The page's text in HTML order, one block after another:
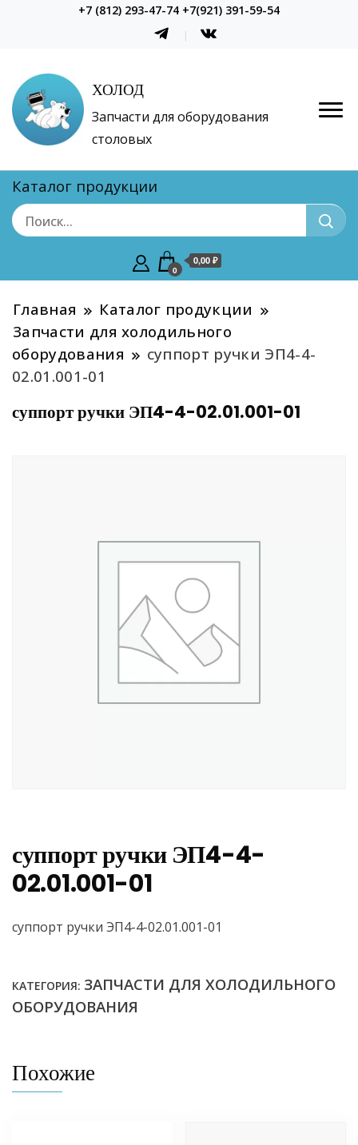
+7 (812) 293-47-74 +7(921) 391-59-54
ХОЛОД
Запчасти для оборудования
столовых
Каталог продукции
0
0,00 ₽
Главная
Каталог продукции
Запчасти для холодильного
оборудования
суппорт ручки ЭП4-4-
02.01.001-01
суппорт ручки ЭП4-4-02.01.001-01
суппорт ручки ЭП4-4-
02.01.001-01
суппорт ручки ЭП4-4-02.01.001-01
КАТЕГОРИЯ: ЗАПЧАСТИ ДЛЯ ХОЛОДИЛЬНОГО
ОБОРУДОВАНИЯ
Похожие